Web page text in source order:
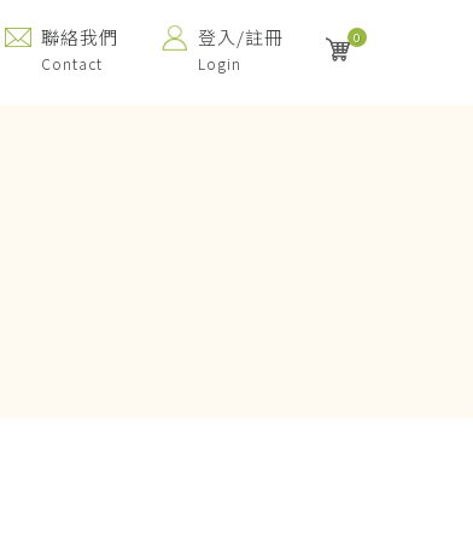
聯絡我們
Contact
登入/註冊
Login
0